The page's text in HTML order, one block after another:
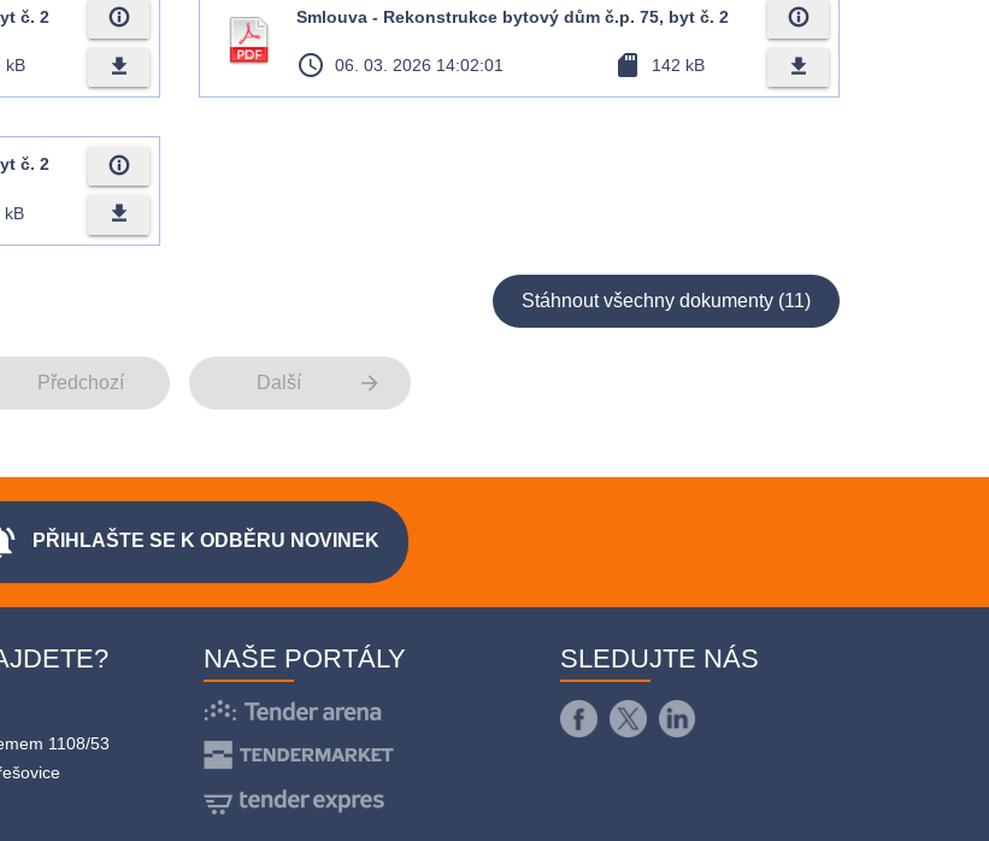
č. 2
kB
info_outline
file_download
Smlouva - Rekonstrukce bytový dům č.p. 75, byt č. 2
access_time 06. 03. 2026 14:02:01 sd_card 142 kB
info_outline
file_download
č. 2
kB
info_outline
file_download
Stáhnout všechny dokumenty (11)
Předchozí Další arrow_forward
PŘIHLAŠTE SE K ODBĚRU NOVINEK
1108/53
NAŠE PORTÁLY SLEDUJTE NÁS